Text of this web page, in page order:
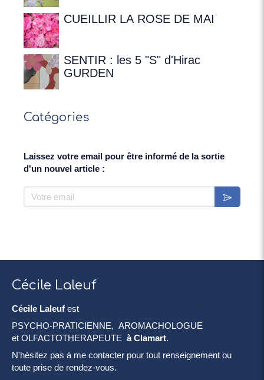
Chateaubriand
CUEILLIR LA ROSE DE MAI
SENTIR : les 5 "S" d'Hirac
GURDEN
Catégories
Laissez votre email pour être informé de la sortie
d'un nouvel article :
Votre email
Cécile Laleuf
Cécile Laleuf est
PSYCHO-PRATICIENNE, AROMACHOLOGUE
et OLFACTOTHERAPEUTE à Clamart.
N'hésitez pas à me contacter pour tout renseignement ou
toute prise de rendez-vous.